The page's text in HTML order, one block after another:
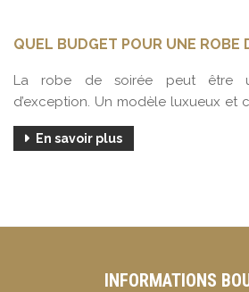
QUEL BUDGET POUR UNE ROBE
La robe de soirée peut être
d’exception. Un modèle luxueux et
En savoir plus
INFORMATIONS